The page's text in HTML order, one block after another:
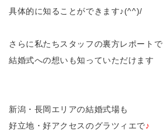
具体的に知ることができます♪(^^)/
さらに私たちスタッフの裏方レポートで
結婚式への想いも知っていただけます
新潟・長岡エリアの結婚式場も
好立地・好アクセスのグラツィエで♪